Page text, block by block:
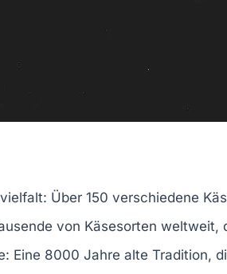
: Über 150 verschiedene
von Käsesorten weltweit,
: Eine 8000 Jahre alte Tradition,